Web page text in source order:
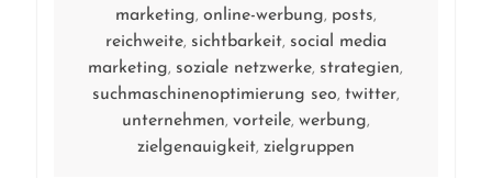
marketing, online-werbung, posts,
reichweite, sichtbarkeit, social media
marketing, soziale netzwerke, strategien,
suchmaschinenoptimierung seo, twitter,
unternehmen, vorteile, werbung,
zielgenauigkeit, zielgruppen